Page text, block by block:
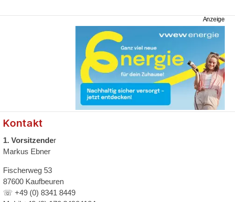
Kontakt
1. Vorsitzender
Markus Ebner
Fischerweg 53
87600 Kaufbeuren
☏ +49 (0) 8341 8449